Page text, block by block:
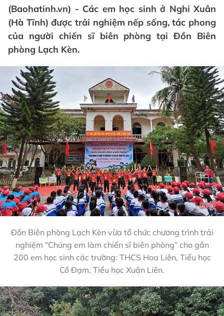
(Baohatinh.vn) - Các em học sinh ở Nghi Xuân
(Hà Tĩnh) được trải nghiệm nếp sống, tác phong
của người chiến sĩ biên phòng tại Đồn Biên
phòng Lạch Kèn.
Đồn Biên phòng Lạch Kèn vừa tổ chức chương trình trải
nghiệm “Chúng em làm chiến sĩ biên phòng” cho gần
200 em học sinh các trường: THCS Hoa Liên, Tiểu học
Cổ Đạm, Tiểu học Xuân Liên.